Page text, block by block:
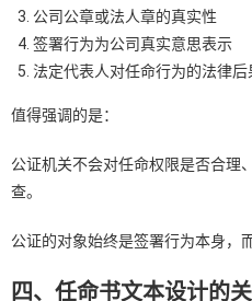
公司公章或法人章的真实性
签署行为为公司真实意思表示
法定代表人对任命行为的法律后
值得强调的是：
公证机关不会对任命权限是否合理
查。
公证的对象始终是签署行为本身，
四、任命书文本设计的